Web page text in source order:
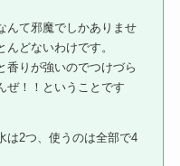
んて邪魔でしかありませ
どないわけです。
りが強いのでつけづら
ぜ！！ということです
2つ、使うのは全部で4